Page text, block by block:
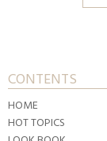
CONTENTS
HOME
HOT TOPICS